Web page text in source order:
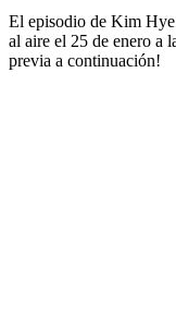
El episodio de Kim
al aire el 25 de enero a
previa a continuación!